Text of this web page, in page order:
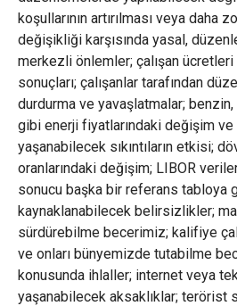
koşullarının artırılması veya daha
değişikliği karşısında yasal,
merkezli önlemler; çalışan
sonuçları; çalışanlar tarafından
durdurma ve yavaşlatmalar; benzin,
gibi enerji fiyatlarındaki değişim ve
yaşanabilecek sıkıntıların etkisi;
oranlarındaki değişim; LIBOR
sonucu başka bir referans tabloya
kaynaklanabilecek belirsizlikler;
sürdürebilme becerimiz; kalifiye
ve onları bünyemizde tutabilme
konusunda ihlaller; internet veya
yaşanabilecek aksaklıklar; terörist